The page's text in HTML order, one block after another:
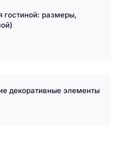
гостиной: размеры,
декоративные элементы